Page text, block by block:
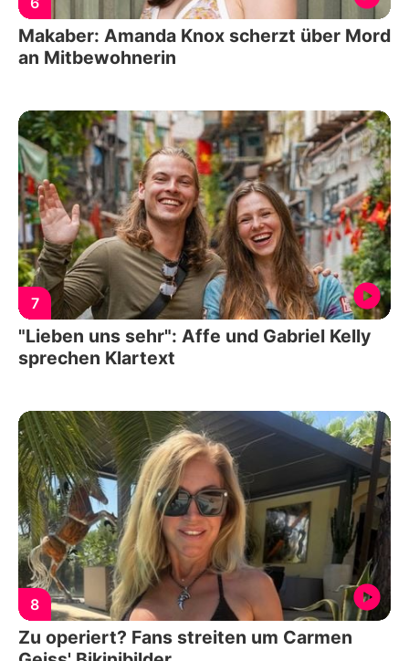
Makaber: Amanda Knox scherzt über Mord
an Mitbewohnerin
7
"Lieben uns sehr": Affe und Gabriel Kelly
sprechen Klartext
8
Zu operiert? Fans streiten um Carmen